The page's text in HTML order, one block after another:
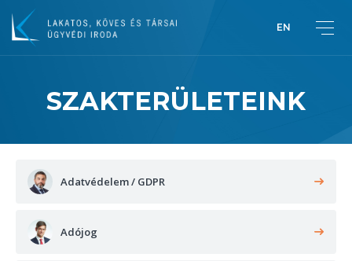
EN
SZAKTERÜLETEINK
Adatvédelem / GDPR
Adójog